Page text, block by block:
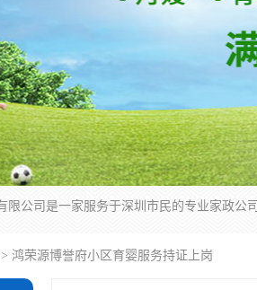
> 鸿荣源博誉府小区育婴服务持证上岗